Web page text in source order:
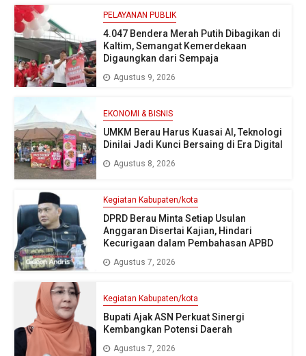
PELAYANAN PUBLIK
4.047 Bendera Merah Putih Dibagikan di
Kaltim, Semangat Kemerdekaan
Digaungkan dari Sempaja
Agustus 9, 2026
EKONOMI & BISNIS
UMKM Berau Harus Kuasai AI, Teknologi
Dinilai Jadi Kunci Bersaing di Era Digital
Agustus 8, 2026
Kegiatan Kabupaten/kota
DPRD Berau Minta Setiap Usulan
Anggaran Disertai Kajian, Hindari
Kecurigaan dalam Pembahasan APBD
Agustus 7, 2026
Kegiatan Kabupaten/kota
Bupati Ajak ASN Perkuat Sinergi
Kembangkan Potensi Daerah
Agustus 7, 2026